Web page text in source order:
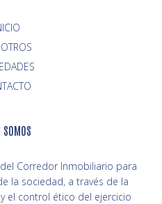
SOMOS
Corredor Inmobiliario para
la sociedad, a través de la
el control ético del ejercicio